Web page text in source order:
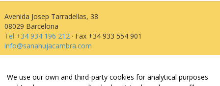
Avenida Josep Tarradellas, 38
08029 Barcelona
Tel +34 934 196 212· Fax +34 933 554 901
info@sanahujacambra.com
Aviso legal
We use our own and third-party cookies for analytical purposes